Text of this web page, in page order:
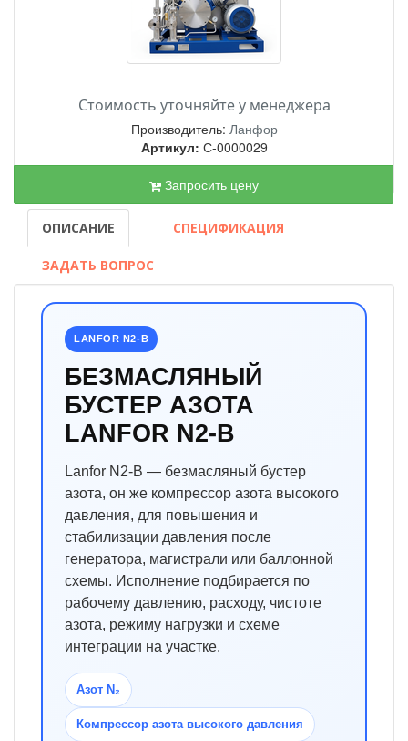
Стоимость уточняйте у менеджера
Производитель: Ланфор
Артикул: С-0000029
Запросить цену
ОПИСАНИЕ СПЕЦИФИКАЦИЯ
ЗАДАТЬ ВОПРОС
LANFOR N2-B
БЕЗМАСЛЯНЫЙ
БУСТЕР АЗОТА
LANFOR N2-B
Lanfor N2-B — безмасляный бустер
азота, он же компрессор азота высокого
давления, для повышения и
стабилизации давления после
генератора, магистрали или баллонной
схемы. Исполнение подбирается по
рабочему давлению, расходу, чистоте
азота, режиму нагрузки и схеме
интеграции на участке.
Азот N₂
Компрессор азота высокого давления